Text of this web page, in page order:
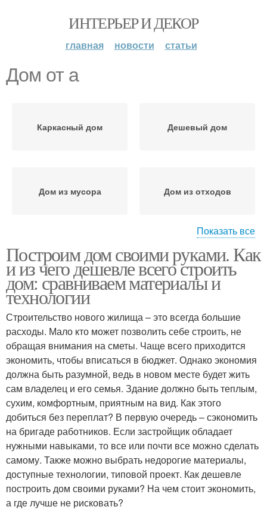
ИНТЕРЬЕР И ДЕКОР
главная новости статьи
Дом от а
Каркасный дом Дешевый дом
Дом из мусора Дом из отходов
Перекрытия в доме Загородный дом
Небольшой дом
Показать все
Построим дом своими руками. Как
и из чего дешевле всего строить
дом: сравниваем материалы и
технологии
Строительство нового жилища – это всегда большие
расходы. Мало кто может позволить себе строить, не
обращая внимания на сметы. Чаще всего приходится
экономить, чтобы вписаться в бюджет. Однако экономия
должна быть разумной, ведь в новом месте будет жить
сам владелец и его семья. Здание должно быть теплым,
сухим, комфортным, приятным на вид. Как этого
добиться без переплат? В первую очередь – сэкономить
на бригаде работников. Если застройщик обладает
нужными навыками, то все или почти все можно сделать
самому. Также можно выбрать недорогие материалы,
доступные технологии, типовой проект. Как дешевле
построить дом своими руками? На чем стоит экономить,
а где лучше не рисковать?